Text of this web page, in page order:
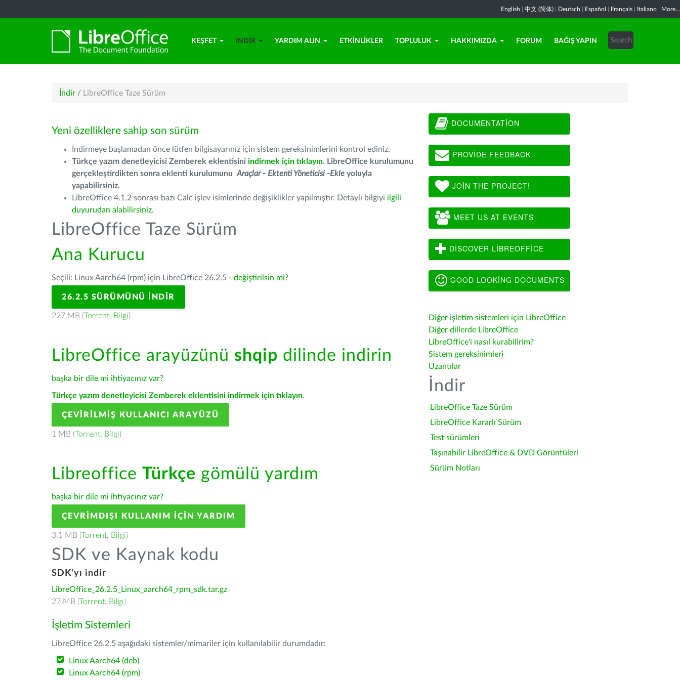
English 中文 (简体) Deutsch Español Français Italiano More...
KEŞFET İNDIR YARDIM ALIN ETKINLIKLER TOPLULUK HAKKIMIZDA FORUM BAĞIŞ YAPIN
İndir / LibreOffice Taze Sürüm
Yeni özelliklere sahip son sürüm
İndirmeye başlamadan önce lütfen bilgisayarınız için sistem gereksinimlerini kontrol ediniz.
Türkçe yazım denetleyicisi Zemberek eklentisini indirmek için tıklayın. LibreOffice kurulumunu
gerçekleştirdikten sonra eklenti kurulumunu Araçlar - Ektenti Yöneticisi -Ekle yoluyla
yapabilirsiniz.
LibreOffice 4.1.2 sonrası bazı Calc işlev isimlerinde değişiklikler yapılmıştır. Detaylı bilgiyi ilgili
duyurudan alabilirsiniz.
LibreOffice Taze Sürüm
Ana Kurucu
Seçili: Linux Aarch64 (rpm) için LibreOffice 26.2.5 - değiştirilsin mi?
26.2.5 SÜRÜMÜNÜ İNDIR
227 MB (Torrent, Bilgi)
LibreOffice arayüzünü shqip dilinde indirin
başka bir dile mi ihtiyacınız var?
Türkçe yazım denetleyicisi Zemberek eklentisini indirmek için tıklayın.
ÇEVIRILMIŞ KULLANICI ARAYÜZÜ
1 MB (Torrent, Bilgi)
Libreoffice Türkçe gömülü yardım
başka bir dile mi ihtiyacınız var?
ÇEVRIMDIŞI KULLANIM IÇIN YARDIM
3.1 MB (Torrent, Bilgi)
SDK ve Kaynak kodu
SDK'yı indir
LibreOffice_26.2.5_Linux_aarch64_rpm_sdk.tar.gz
27 MB (Torrent, Bilgi)
İşletim Sistemleri
LibreOffice 26.2.5 aşağıdaki sistemler/mimariler için kullanılabilir durumdadır:
Linux Aarch64 (deb)
Linux Aarch64 (rpm)
DOCUMENTATION
PROVIDE FEEDBACK
JOIN THE PROJECT!
MEET US AT EVENTS
DISCOVER LIBREOFFICE
GOOD LOOKING DOCUMENTS
Diğer işletim sistemleri için LibreOffice
Diğer dillerde LibreOffice
LibreOffice'i nasıl kurabilirim?
Sistem gereksinimleri
Uzantılar
İndir
LibreOffice Taze Sürüm
LibreOffice Kararlı Sürüm
Test sürümleri
Taşınabilir LibreOffice & DVD Görüntüleri
Sürüm Notları